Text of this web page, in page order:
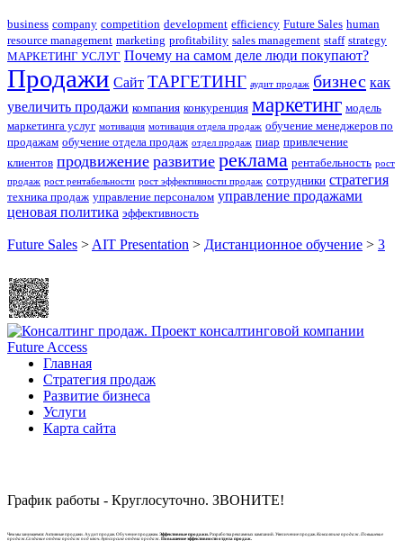
business company competition development efficiency Future Sales human
resource management marketing profitability sales management staff strategy
МАРКЕТИНГ УСЛУГ Почему на самом деле люди покупают?
Продажи Сайт ТАРГЕТИНГ аудит продаж бизнес как
увеличить продажи компания конкуренция маркетинг модель
маркетинга услуг мотивация мотивация отдела продаж обучение менеджеров по
продажам обучение отдела продаж отдел продаж пиар привлечение
клиентов продвижение развитие реклама рентабельность рост
продаж рост рентабельности рост эффективности продаж сотрудники стратегия
техника продаж управление персоналом управление продажами
ценовая политика эффективность
Future Sales > AIT Presentation > Дистанционное обучение > 3
Главная
Стратегия продаж
Развитие бизнеса
Услуги
Карта сайта
График работы - Круглосуточно. ЗВОНИТЕ!
Чем мы занимаемся: Активные продажи. Аудит продаж. Обучение продажам. Эффективные продажи. Разработка рекламных кампаний. Увеличение продаж. Консалтинг продаж. Повышение
продаж.Создание отдела продаж под ключ. Аутсорсинг отдела продаж.
Повышение эффективности отдела продаж.